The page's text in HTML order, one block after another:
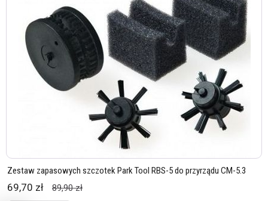
Zestaw zapasowych szczotek Park Tool RBS-5 do przyrządu CM-5.3
69,70 zł 89,90 zł